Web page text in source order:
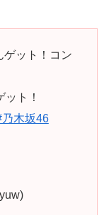
ゲット！コン
ト！
乃木坂46